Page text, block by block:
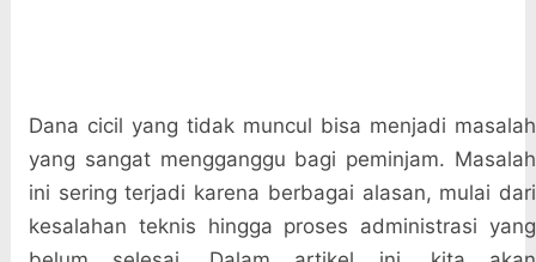
Dana cicil yang tidak muncul bisa menjadi masalah
yang sangat mengganggu bagi peminjam. Masalah
ini sering terjadi karena berbagai alasan, mulai dari
kesalahan teknis hingga proses administrasi yang